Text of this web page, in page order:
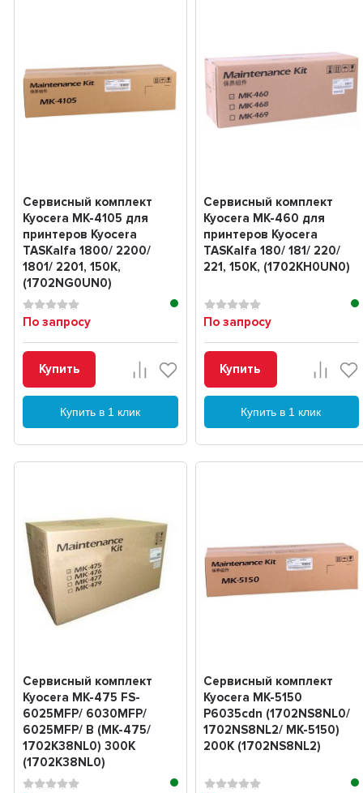
Сервисный комплект
Kyocera MK-4105 для
принтеров Kyocera
TASKalfa 1800/ 2200/
1801/ 2201, 150K,
(1702NG0UN0)
По запросу
Купить
Купить в 1 клик
Сервисный комплект
Kyocera MK-460 для
принтеров Kyocera
TASKalfa 180/ 181/ 220/
221, 150K, (1702KH0UN0)
По запросу
Купить
Купить в 1 клик
Сервисный комплект
Kyocera MK-475 FS-
6025MFP/ 6030MFP/
6025MFP/ B (MK-475/
1702K38NL0) 300K
(1702K38NL0)
Сервисный комплект
Kyocera MK-5150
P6035cdn (1702NS8NL0/
1702NS8NL2/ MK-5150)
200K (1702NS8NL2)